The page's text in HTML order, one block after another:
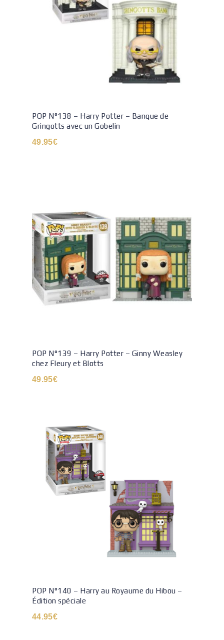
POP N°138 – Harry Potter – Banque de
Gringotts avec un Gobelin
49.95€
POP N°139 – Harry Potter – Ginny Weasley
chez Fleury et Blotts
49.95€
POP N°140 – Harry au Royaume du Hibou –
Édition spéciale
44.95€